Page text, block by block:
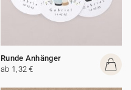
Runde Anhänger
ab 1,32 €